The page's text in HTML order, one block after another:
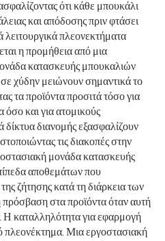
ότι κάθε μπουκάλι
και απόδοσης πριν φτάσει
πλεονεκτήματα
η προμήθεια από μια
κατασκευής μπουκαλιών
χύδην μειώνουν σημαντικά το
τα προϊόντα προσιτά τόσο για
όσο και για ατομικούς
διανομής εξασφαλίζουν
τις διακοπές στην
μονάδα κατασκευής
αποθεμάτων που
ζήτησης κατά τη διάρκεια των
πρόσβαση στα προϊόντα όταν αυτή
Η καταλληλότητα για εφαρμογή
πλεονέκτημα. Μια εργοστασιακή